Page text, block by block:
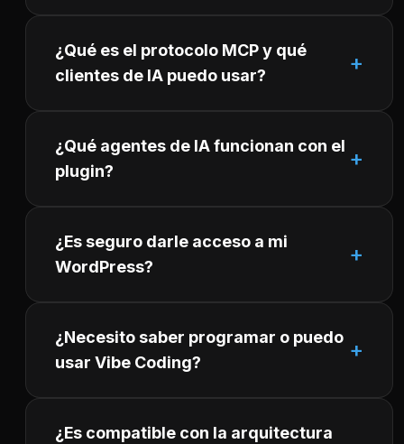
¿Qué es el protocolo MCP y qué
clientes de IA puedo usar?
¿Qué agentes de IA funcionan con el
plugin?
¿Es seguro darle acceso a mi
WordPress?
¿Necesito saber programar o puedo
usar Vibe Coding?
¿Es compatible con la arquitectura